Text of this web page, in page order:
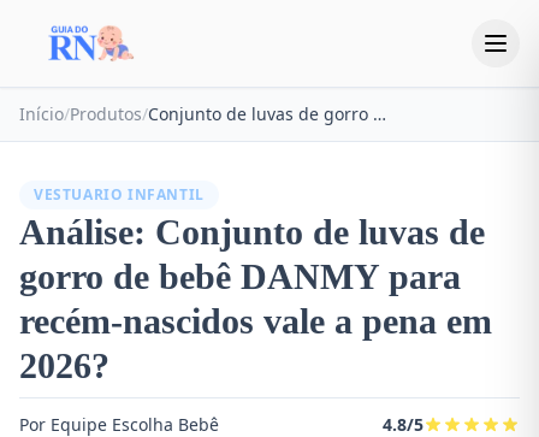
Início/Produtos/ Conjunto de luvas de gorro de bebê DANMY para recém-nascidos
VESTUARIO INFANTIL
Análise: Conjunto de luvas de
gorro de bebê DANMY para
recém-nascidos vale a pena em
2026?
Por Equipe Escolha Bebê 4.8/5